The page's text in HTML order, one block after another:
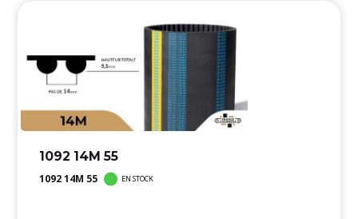
1092 14M 55
1092 14M 55 EN STOCK